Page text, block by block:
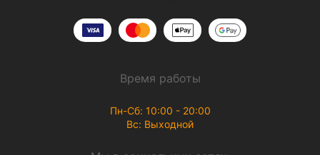
Время работы
Пн-Сб: 10:00 - 20:00
Вс: Выходной